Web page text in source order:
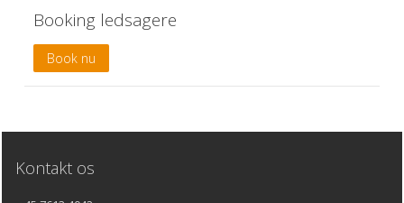
Booking ledsagere
Book nu
Kontakt os